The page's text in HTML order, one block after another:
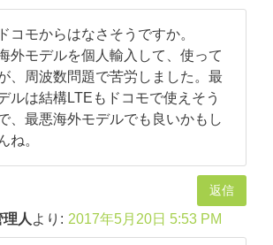
コモからはなさそうですか。
外モデルを個人輸入して、使って
、周波数問題で苦労しました。最
ルは結構LTEもドコモで使えそう
、最悪海外モデルでも良いかもし
ね。
返信
理人より: 2017年5月20日 5:53 PM